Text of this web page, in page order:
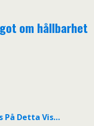
om hållbarhet
På Detta Vis…